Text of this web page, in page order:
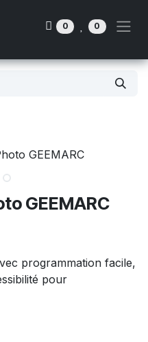
0 0
GEEMARC
programmation facile,
pour